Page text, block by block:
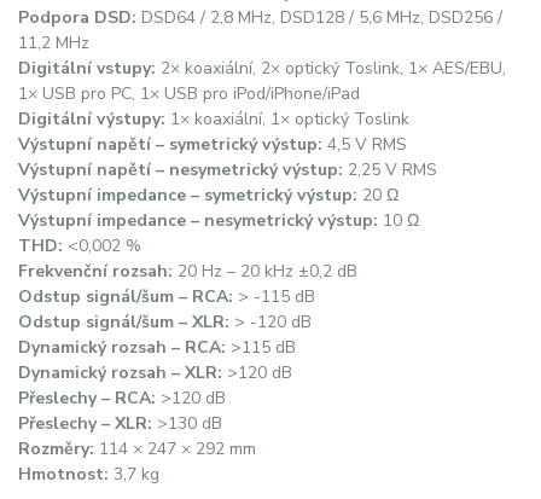
Podpora DSD: DSD64 / 2,8 MHz, DSD128 / 5,6 MHz, DSD256 /
11,2 MHz
Digitální vstupy: 2× koaxiální, 2× optický Toslink, 1× AES/EBU,
1× USB pro PC, 1× USB pro iPod/iPhone/iPad
Digitální výstupy: 1× koaxiální, 1× optický Toslink
Výstupní napětí – symetrický výstup: 4,5 V RMS
Výstupní napětí – nesymetrický výstup: 2,25 V RMS
Výstupní impedance – symetrický výstup: 20 Ω
Výstupní impedance – nesymetrický výstup: 10 Ω
THD: <0,002 %
Frekvenční rozsah: 20 Hz – 20 kHz ±0,2 dB
Odstup signál/šum – RCA: > -115 dB
Odstup signál/šum – XLR: > -120 dB
Dynamický rozsah – RCA: >115 dB
Dynamický rozsah – XLR: >120 dB
Přeslechy – RCA: >120 dB
Přeslechy – XLR: >130 dB
Rozměry: 114 × 247 × 292 mm
Hmotnost: 3,7 kg